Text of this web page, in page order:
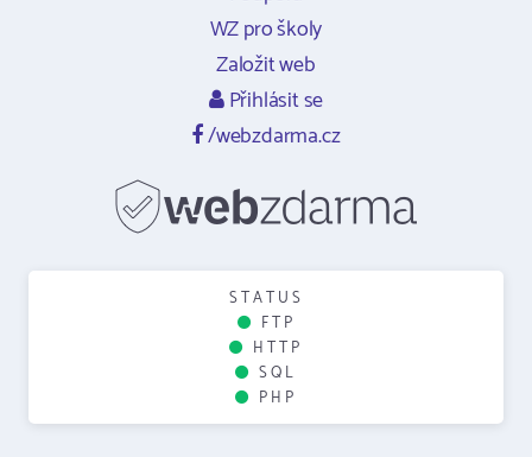
WZ pro školy
Založit web
Přihlásit se
/webzdarma.cz
STATUS
FTP
HTTP
SQL
PHP